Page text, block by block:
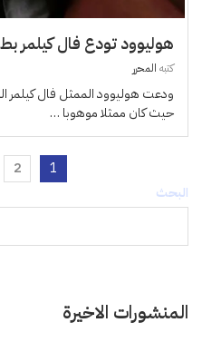
هوليوود تودع فال كيلمر
كتبه المحرر
ودعت هوليوود الممثل فال كيلمر
حيث كان ممثلا موهوبا …
1
2
البحث
المنشورات الاخيرة